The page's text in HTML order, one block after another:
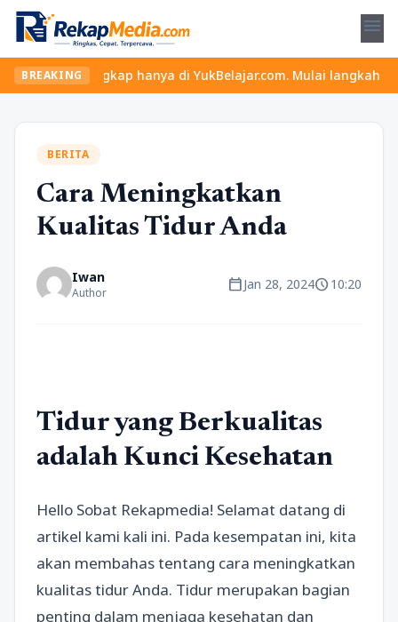
menu
BREAKINGhanya di YukBelajar.com. Mulai langkah suksesmu
BERITA
Cara Meningkatkan
Kualitas Tidur Anda
Iwan
Author calendar_todayJan 28, 2024schedule10:20
Tidur yang Berkualitas
adalah Kunci Kesehatan
Hello Sobat Rekapmedia! Selamat datang di
artikel kami kali ini. Pada kesempatan ini, kita
akan membahas tentang cara meningkatkan
kualitas tidur Anda. Tidur merupakan bagian
penting dalam menjaga kesehatan dan